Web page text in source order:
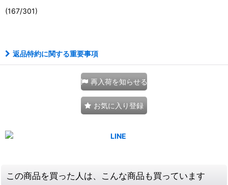
(167/301)
返品特約に関する重要事項
再入荷を知らせる
お気に入り登録
この商品を買った人は、こんな商品も買っています